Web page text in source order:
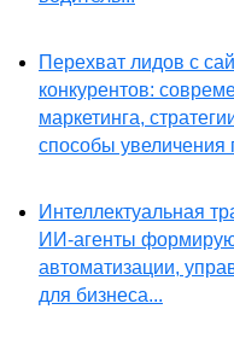
Перехват лидов с
конкурентов:
маркетинга,
способы увеличения
Интеллектуальная
ИИ-агенты
автоматизации,
для бизнеса...